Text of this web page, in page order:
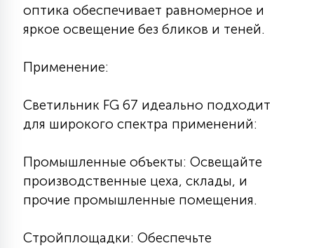
оптика обеспечивает равномерное и
яркое освещение без бликов и теней.
Применение:
Светильник FG 67 идеально подходит
для широкого спектра применений:
Промышленные объекты: Освещайте
производственные цеха, склады, и
прочие промышленные помещения.
Стройплощадки: Обеспечьте